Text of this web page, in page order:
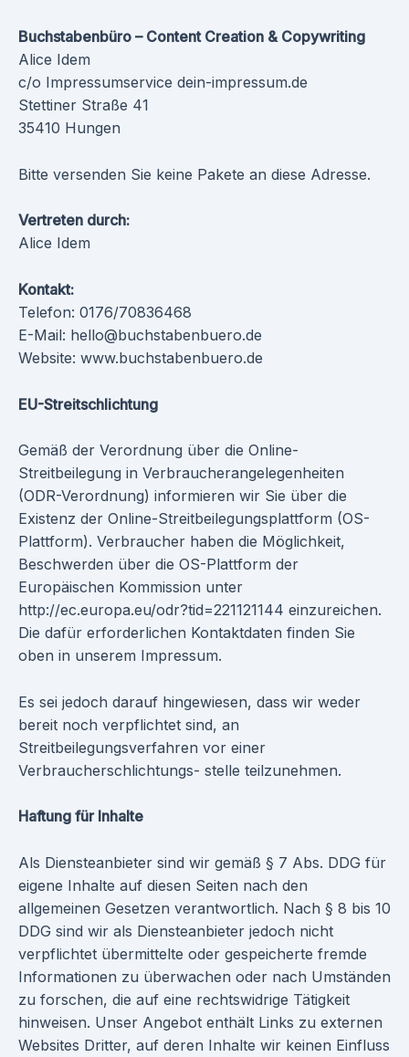
Buchstabenbüro – Content Creation & Copywriting
Alice Idem
c/o Impressumservice dein-impressum.de
Stettiner Straße 41
35410 Hungen
Bitte versenden Sie keine Pakete an diese Adresse.
Vertreten durch:
Alice Idem
Kontakt:
Telefon: 0176/70836468
E-Mail: hello@buchstabenbuero.de
Website: www.buchstabenbuero.de
EU-Streitschlichtung
Gemäß der Verordnung über die Online-
Streitbeilegung in Verbraucherangelegenheiten
(ODR-Verordnung) informieren wir Sie über die
Existenz der Online-Streitbeilegungsplattform (OS-
Plattform). Verbraucher haben die Möglichkeit,
Beschwerden über die OS-Plattform der
Europäischen Kommission unter
http://ec.europa.eu/odr?tid=221121144 einzureichen.
Die dafür erforderlichen Kontaktdaten finden Sie
oben in unserem Impressum.
Es sei jedoch darauf hingewiesen, dass wir weder
bereit noch verpflichtet sind, an
Streitbeilegungsverfahren vor einer
Verbraucherschlichtungs- stelle teilzunehmen.
Haftung für Inhalte
Als Diensteanbieter sind wir gemäß § 7 Abs. DDG für
eigene Inhalte auf diesen Seiten nach den
allgemeinen Gesetzen verantwortlich. Nach § 8 bis 10
DDG sind wir als Diensteanbieter jedoch nicht
verpflichtet übermittelte oder gespeicherte fremde
Informationen zu überwachen oder nach Umständen
zu forschen, die auf eine rechtswidrige Tätigkeit
hinweisen. Unser Angebot enthält Links zu externen
Websites Dritter, auf deren Inhalte wir keinen Einfluss